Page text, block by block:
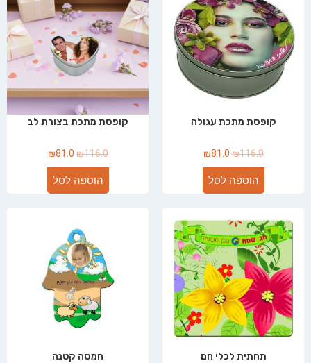
קופסת מתכת עגולה
₪116.0
₪81.0
הוספה לסל
קופסת מתכת בצורת לב
₪116.0
₪81.0
הוספה לסל
תחתית לכלי חם חמסה קטנה